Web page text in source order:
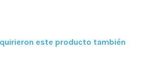
este producto también